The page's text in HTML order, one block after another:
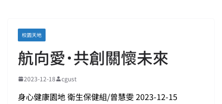
校園天地
航向愛˙共創關懷未來
2023-12-18 cgust
身心健康園地 衛生保健組/曾慧雯 2023-12-15